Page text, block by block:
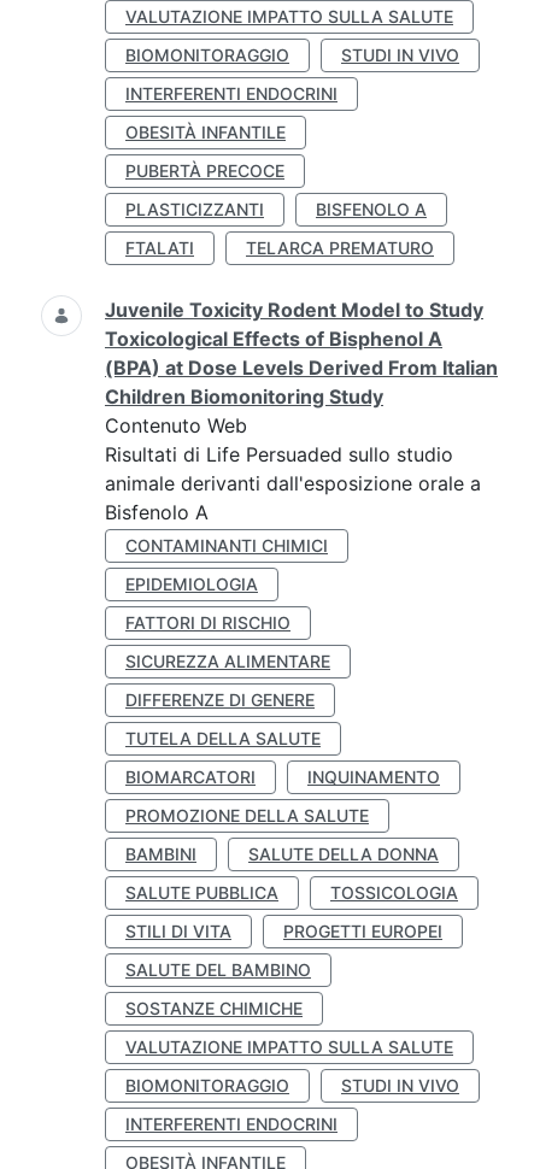
VALUTAZIONE IMPATTO SULLA SALUTE
BIOMONITORAGGIO
STUDI IN VIVO
INTERFERENTI ENDOCRINI
OBESITÀ INFANTILE
PUBERTÀ PRECOCE
PLASTICIZZANTI
BISFENOLO A
FTALATI
TELARCA PREMATURO
Juvenile Toxicity Rodent Model to Study
Toxicological Effects of Bisphenol A
(BPA) at Dose Levels Derived From Italian
Children Biomonitoring Study
Contenuto Web
Risultati di Life Persuaded sullo studio
animale derivanti dall'esposizione orale a
Bisfenolo A
CONTAMINANTI CHIMICI
EPIDEMIOLOGIA
FATTORI DI RISCHIO
SICUREZZA ALIMENTARE
DIFFERENZE DI GENERE
TUTELA DELLA SALUTE
BIOMARCATORI
INQUINAMENTO
PROMOZIONE DELLA SALUTE
BAMBINI
SALUTE DELLA DONNA
SALUTE PUBBLICA
TOSSICOLOGIA
STILI DI VITA
PROGETTI EUROPEI
SALUTE DEL BAMBINO
SOSTANZE CHIMICHE
VALUTAZIONE IMPATTO SULLA SALUTE
BIOMONITORAGGIO
STUDI IN VIVO
INTERFERENTI ENDOCRINI
OBESITÀ INFANTILE